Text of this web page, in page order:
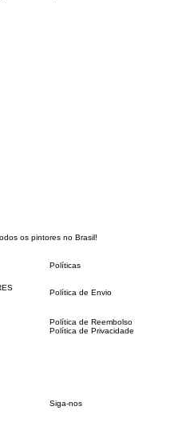
os pintores no Brasil!
Políticas
Política de Envio
Política de Reembolso
Política de Privacidade
Siga-nos